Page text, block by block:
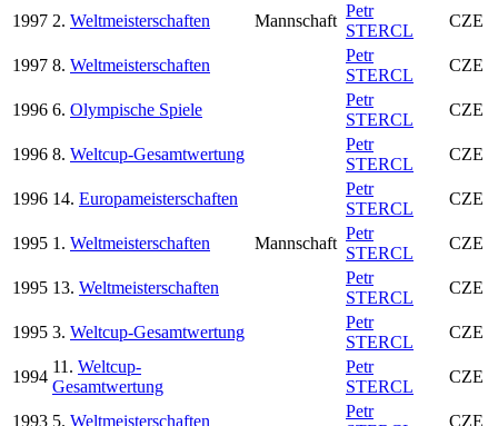
1997 2. Weltmeisterschaften Mannschaft
Petr
STERCL
CZE
1997 8. Weltmeisterschaften
Petr
STERCL
CZE
1996 6. Olympische Spiele
Petr
STERCL
CZE
1996 8. Weltcup-Gesamtwertung
Petr
STERCL
CZE
1996 14. Europameisterschaften
Petr
STERCL
CZE
1995 1. Weltmeisterschaften Mannschaft
Petr
STERCL
CZE
1995 13. Weltmeisterschaften
Petr
STERCL
CZE
1995 3. Weltcup-Gesamtwertung
Petr
STERCL
CZE
1994
11. Weltcup-
Gesamtwertung
Petr
STERCL
CZE
1993 5. Weltmeisterschaften
Petr
CZE